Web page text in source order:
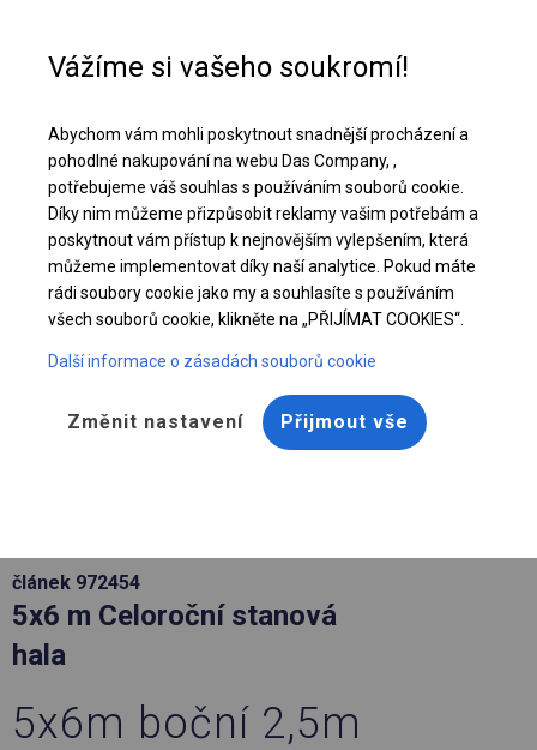
Stáhněte si nabídku PDF
článek 972454
5x6 m Celoroční stanová
hala
5x6m boční 2,5m
Vážíme si vašeho soukromí!
Abychom vám mohli poskytnout snadnější procházení a
pohodlné nakupování na webu Das Company, ,
potřebujeme váš souhlas s používáním souborů cookie.
Díky nim můžeme přizpůsobit reklamy vašim potřebám a
poskytnout vám přístup k nejnovějším vylepšením, která
můžeme implementovat díky naší analytice. Pokud máte
rádi soubory cookie jako my a souhlasíte s používáním
všech souborů cookie, klikněte na „PŘIJÍMAT COOKIES“.
Další informace o zásadách souborů cookie
Změnit nastavení Přijmout vše